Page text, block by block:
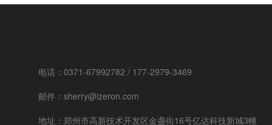
电话：0371-67992782 / 177-2979-3469
邮件：sherry@izeron.com
地址：郑州市高新技术开发区金盏街16号亿达科技新城3幢